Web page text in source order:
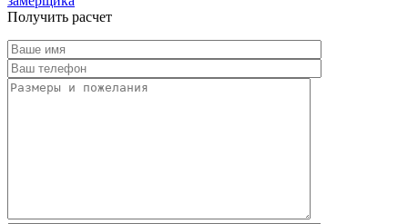
Получить расчет